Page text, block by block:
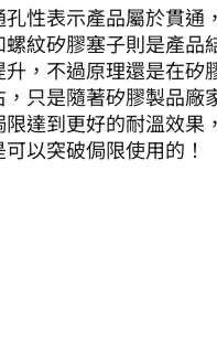
孔性表示產品屬於貫通
螺紋矽膠塞子則是產品
升，不過原理還是在矽
，只是隨著矽膠製品廠
限達到更好的耐溫效果
可以突破侷限使用的！